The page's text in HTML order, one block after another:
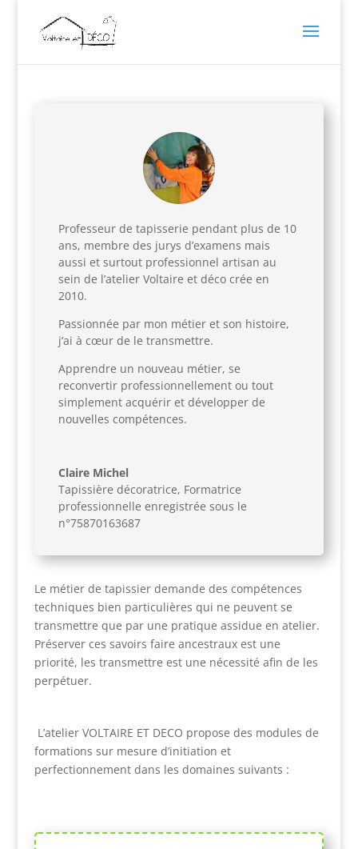
Professeur de tapisserie pendant plus de 10
ans, membre des jurys d’examens mais
aussi et surtout professionnel artisan au
sein de l’atelier Voltaire et déco crée en
2010.
Passionnée par mon métier et son histoire,
j’ai à cœur de le transmettre.
Apprendre un nouveau métier, se
reconvertir professionnellement ou tout
simplement acquérir et développer de
nouvelles compétences.
Claire Michel
Tapissière décoratrice, Formatrice
professionnelle enregistrée sous le
n°75870163687
Le métier de tapissier demande des compétences
techniques bien particulières qui ne peuvent se
transmettre que par une pratique assidue en atelier.
Préserver ces savoirs faire ancestraux est une
priorité, les transmettre est une nécessité afin de les
perpétuer.
L’atelier VOLTAIRE ET DECO propose des modules de
formations sur mesure d’initiation et
perfectionnement dans les domaines suivants :